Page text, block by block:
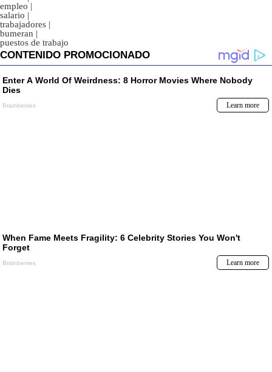
empleo |
salario |
trabajadores |
bumeran |
puestos de trabajo